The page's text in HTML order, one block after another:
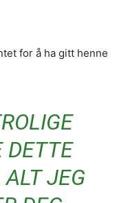
for å ha gitt henne
DETTE
JEG